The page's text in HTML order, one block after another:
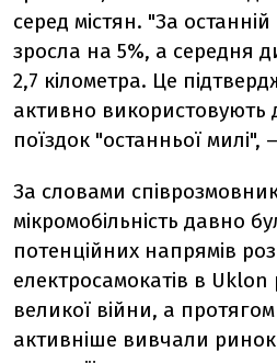
серед містян. "За останній
зросла на 5%, а середня
2,7 кілометра. Це
активно
поїздок "останньої милі",
За словами
мікромобільність давно
потенційних напрямів
електросамокатів в
великої війни, а протягом
активніше вивчали